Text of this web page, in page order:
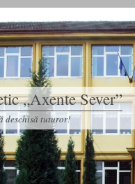
„Axente Sever”
deschisă tuturor!